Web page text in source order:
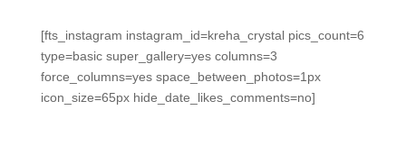
[fts_instagram instagram_id=kreha_crystal pics_count=6
type=basic super_gallery=yes columns=3
force_columns=yes space_between_photos=1px
icon_size=65px hide_date_likes_comments=no]